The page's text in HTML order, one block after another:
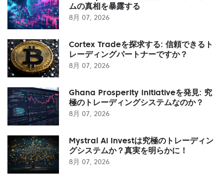
ムの真相を暴露する
8月 07, 2026
Cortex Tradeを探求する: 信頼できるト
レーディングパートナーですか？
8月 07, 2026
Ghana Prosperity Initiativeを発見: 究
極のトレーディングシステムなのか？
8月 07, 2026
Mystral Ai Investは究極のトレーディン
グシステムか？真実を明らかに！
8月 07, 2026